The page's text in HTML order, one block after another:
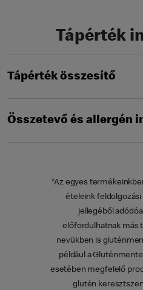
Tápérték
Tápérték összesítő
Összetevő és allergén
*Az egyes
ételeink
jellegéből
előfordulhatnak más
nevükben is
például a
esetében megfelelő
glutén